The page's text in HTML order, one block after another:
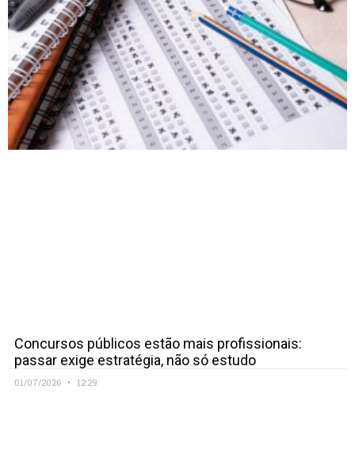
Concursos públicos estão mais profissionais:
passar exige estratégia, não só estudo
01/07/2026 12:29